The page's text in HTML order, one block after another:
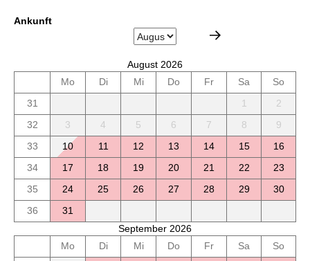
Ankunft
August 2026
Mo
Di Mi Do Fr Sa
So
31
1
2
32
3 4 5 6 7 8
9
33
10 11 12 13 14 15
16
34
17 18 19 20 21 22
23
35
24 25 26 27 28 29
30
36
31
September 2026
Mo
Di Mi Do Fr Sa
So